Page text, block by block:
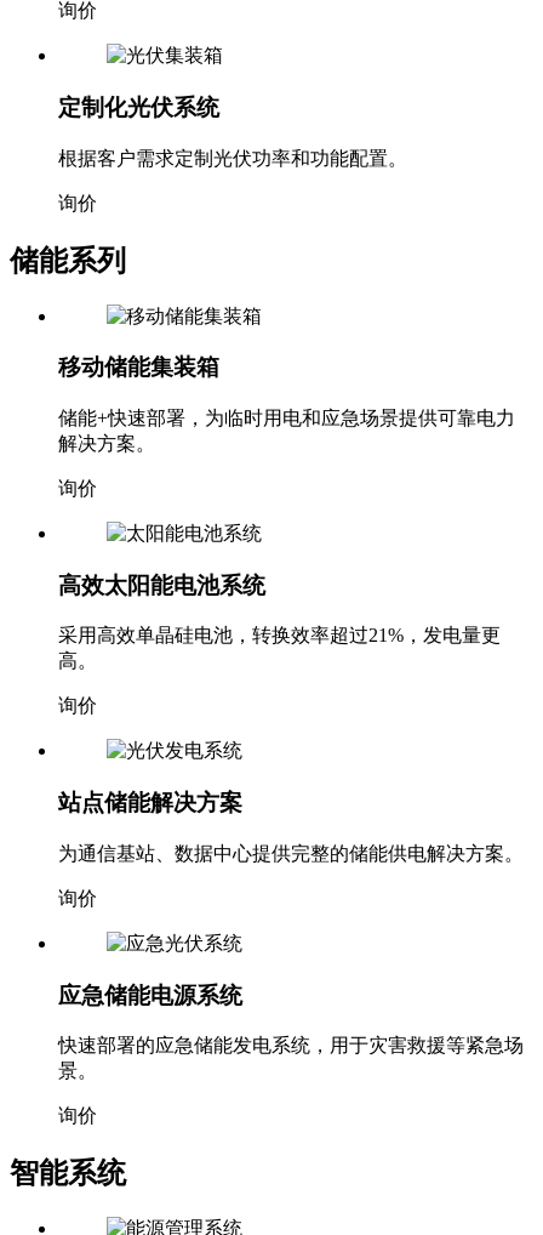
询价
定制化光伏系统
根据客户需求定制光伏功率和功能配置。
询价
储能系列
移动储能集装箱
储能+快速部署，为临时用电和应急场景提供可靠电力
解决方案。
询价
高效太阳能电池系统
采用高效单晶硅电池，转换效率超过21%，发电量更
高。
询价
站点储能解决方案
为通信基站、数据中心提供完整的储能供电解决方案。
询价
应急储能电源系统
快速部署的应急储能发电系统，用于灾害救援等紧急场
景。
询价
智能系统